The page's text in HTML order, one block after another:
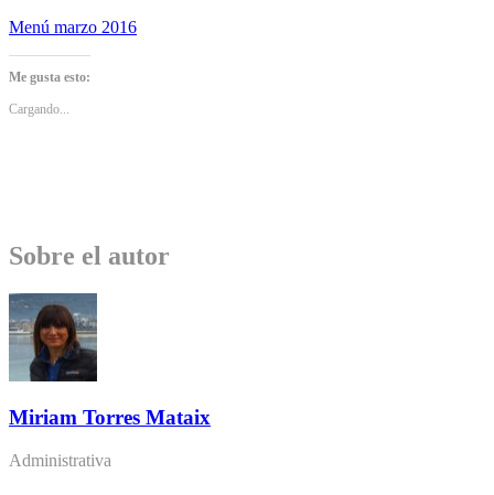
Menú marzo 2016
Me gusta esto:
Cargando...
Sobre el autor
Miriam Torres Mataix
Administrativa